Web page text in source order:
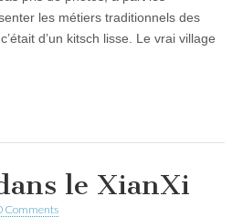
les métiers traditionnels des
d’un kitsch lisse. Le vrai village
le XianXi
Comments